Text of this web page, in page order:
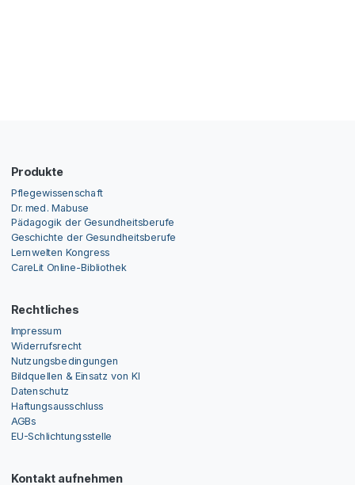
Produkte
Pflegewissenschaft
Dr. med. Mabuse
Pädagogik der Gesundheitsberufe
Geschichte der Gesundheitsberufe
Lernwelten Kongress
CareLit Online-Bibliothek
Rechtliches
Impressum
Widerrufsrecht
Nutzungsbedingungen
Bildquellen & Einsatz von KI
Datenschutz
Haftungsausschluss
AGBs
EU-Schlichtungsstelle
Kontakt aufnehmen